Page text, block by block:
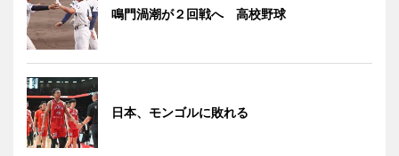
鳴門渦潮が２回戦へ 高校野球
日本、モンゴルに敗れる